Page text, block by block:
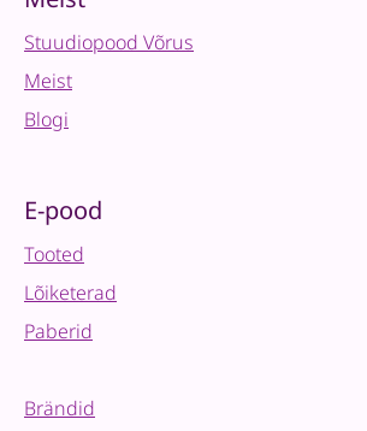
Stuudiopood Võrus
Meist
Blogi
E-pood
Tooted
Lõiketerad
Paberid
Brändid